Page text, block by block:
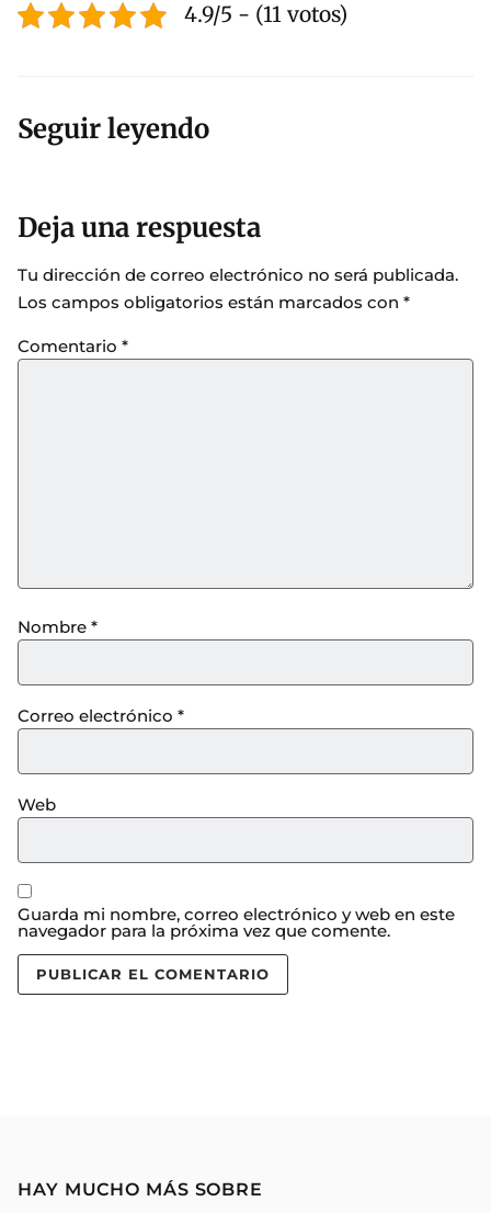
4.9/5 - (11 votos)
Seguir leyendo
Deja una respuesta
Tu dirección de correo electrónico no será publicada.
Los campos obligatorios están marcados con *
Comentario *
Nombre *
Correo electrónico *
Web
Guarda mi nombre, correo electrónico y web en este
navegador para la próxima vez que comente.
HAY MUCHO MÁS SOBRE